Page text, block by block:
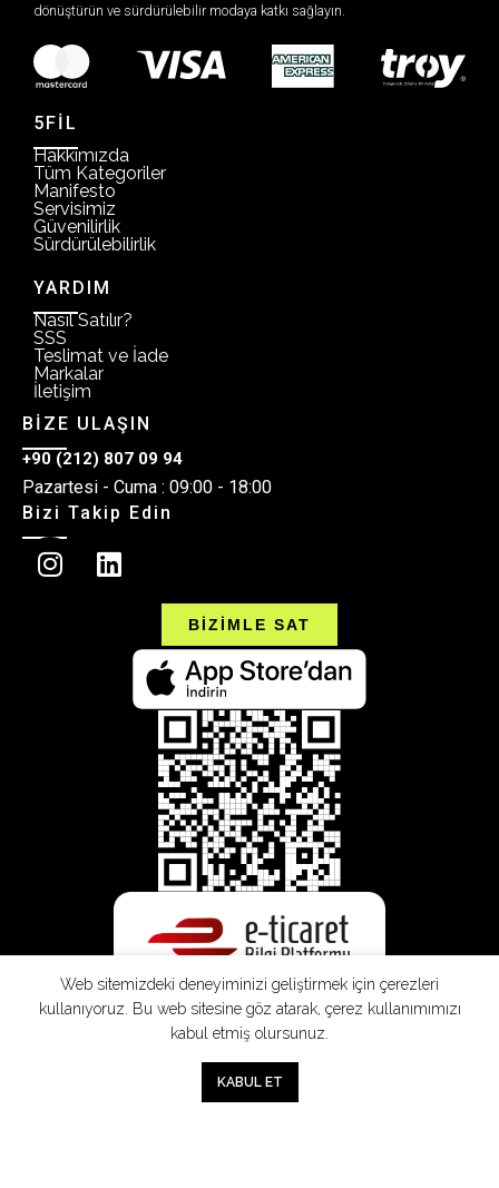
dönüştürün ve sürdürülebilir modaya katkı sağlayın.
5FİL
Hakkımızda
Tüm Kategoriler
Manifesto
Servisimiz
Güvenilirlik
Sürdürülebilirlik
YARDIM
Nasıl Satılır?
SSS
Teslimat ve İade
Markalar
İletişim
BİZE ULAŞIN
+90 (212) 807 09 94
Pazartesi - Cuma : 09:00 - 18:00
Bizi Takip Edin
BİZİMLE SAT
Web sitemizdeki deneyiminizi geliştirmek için çerezleri
kullanıyoruz. Bu web sitesine göz atarak, çerez kullanımımızı
kabul etmiş olursunuz.
KABUL ET
Sepet